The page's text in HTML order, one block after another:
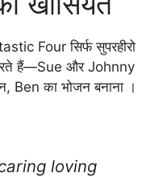
Four सिर्फ सुपरहीरो
करते हैं—Sue और Johnny
Ben का भोजन बनाना ।
loving